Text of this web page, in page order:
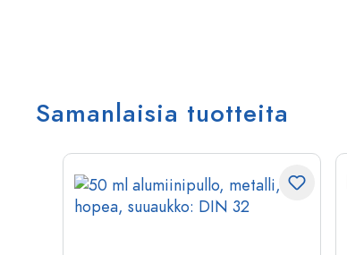
Samanlaisia tuotteita